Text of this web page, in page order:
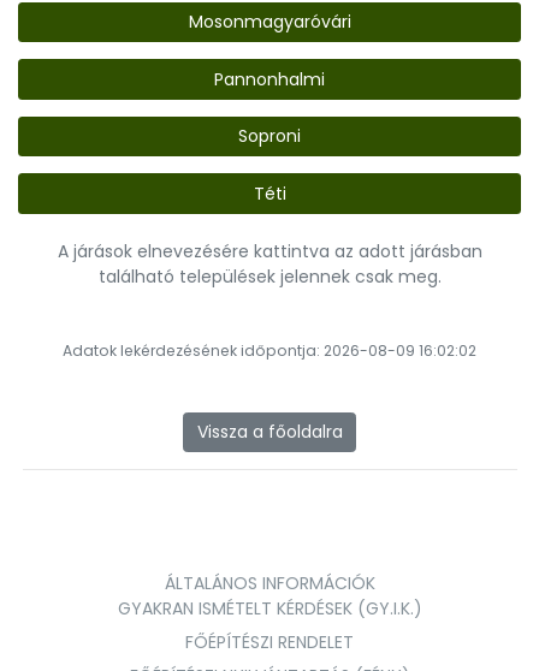
Mosonmagyaróvári
Pannonhalmi
Soproni
Téti
A járások elnevezésére kattintva az adott járásban
található települések jelennek csak meg.
Adatok lekérdezésének időpontja: 2026-08-09 16:02:02
Vissza a főoldalra
ÁLTALÁNOS INFORMÁCIÓK
GYAKRAN ISMÉTELT KÉRDÉSEK (GY.I.K.)
FŐÉPÍTÉSZI RENDELET